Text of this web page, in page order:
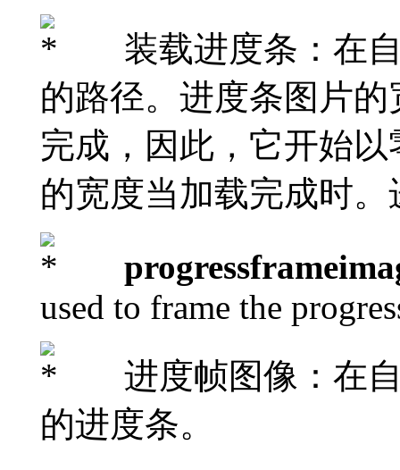
装载进度条：在自
的路径。进度条图片
完成，因此，它开始
的宽度当加载完成时
used to frame the
进度帧图像：在自
的进度条。